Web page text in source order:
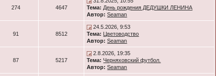
274 4647
Тема: День рождения ДЕДУШКИ ЛЕНИНА
Автор: Seaman
91 8512
24.5.2026, 9:53
Тема: Цветоводство
Автор: Seaman
87 5217
2.8.2026, 19:35
Тема: Черняховский футбол.
Автор: Seaman